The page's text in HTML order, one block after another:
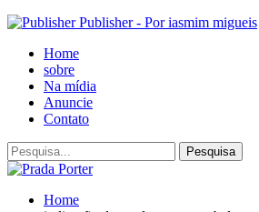
Publisher - Por iasmim migueis
Home
sobre
Na mídia
Anuncie
Contato
Home